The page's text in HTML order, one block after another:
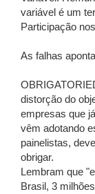
variável é um
Participação
As falhas
distorção do
empresas que já
vêm adotando
painelistas,
obrigar.
Lembram que
Brasil, 3